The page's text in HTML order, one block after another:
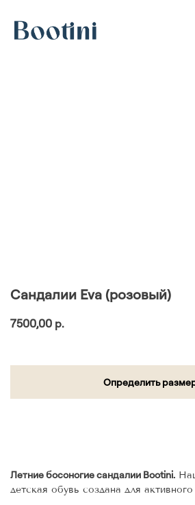
Сандалии Eva (розовый)
7500,00 р.
Определить
Летние босоногие сандалии Bootini.
детская обувь создана для активного